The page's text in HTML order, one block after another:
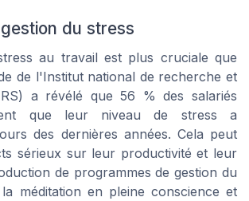
du stress
au travail est plus cruciale que
de l'Institut national de recherche et
a révélé que 56 % des salariés
que leur niveau de stress a
des dernières années. Cela peut
sérieux sur leur productivité et leur
de programmes de gestion du
méditation en pleine conscience et